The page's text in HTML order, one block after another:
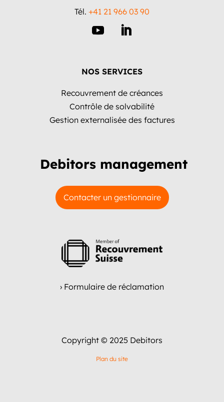
Tél. +41 21 966 03 90
NOS SERVICES
Recouvrement de créances
Contrôle de solvabilité
Gestion externalisée des factures
Debitors management
Contacter un gestionnaire
› Formulaire de réclamation
Copyright © 2025 Debitors
Plan du site